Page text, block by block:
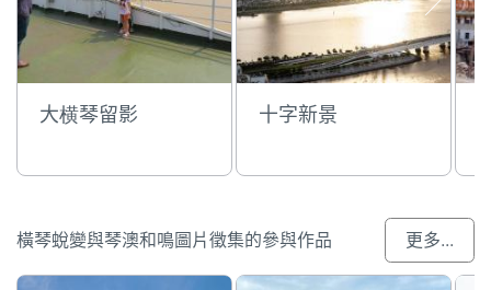
大横琴留影 十字新景
橫琴蛻變與琴澳和鳴圖片徵集的參與作品 更多...